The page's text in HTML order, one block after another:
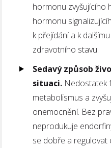
hormonu zvyšujícího
hormonu
k přejídání a k
zdravotního stavu.
Sedavý způsob
situaci. Nedostatek
metabolismus a
onemocnění. Bez
neprodukuje
se dobře a regulovat